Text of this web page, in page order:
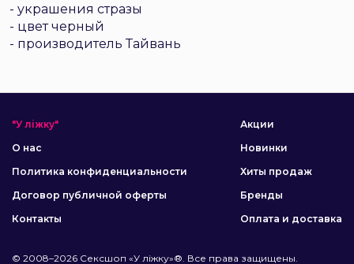
- украшения стразы
- цвет черный
- производитель Тайвань
"У ліжку"
О нас
Политика конфиденциальности
Договор публичной оферты
Контакты
Акции
Новинки
Хиты продаж
Бренды
Оплата и доставка
© 2008–2026 Сексшоп «У ліжку»®. Все права защищены.